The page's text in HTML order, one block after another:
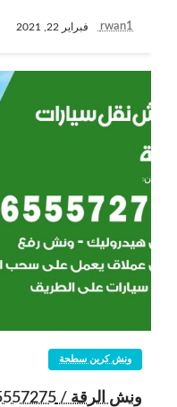
rwan1 فبراير 22, 2021
ونش كرين سطحة